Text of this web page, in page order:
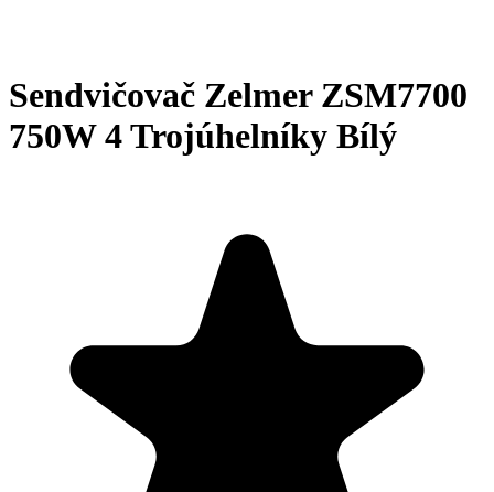
Sendvičovač Zelmer ZSM7700
750W 4 Trojúhelníky Bílý